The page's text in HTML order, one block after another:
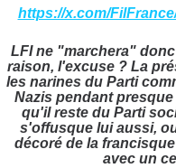
https://x.com/
LFIne "marchera" donc
raison, l'excuse ? La
les narines du Parti
Nazis pendant
qu'il reste du Parti
s'offusque lui aussi,
décoré de la
avec un